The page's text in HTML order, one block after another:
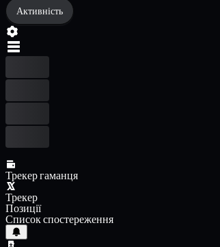
Активність
Трекер гаманця
Трекер
Позиції
Список спостереження